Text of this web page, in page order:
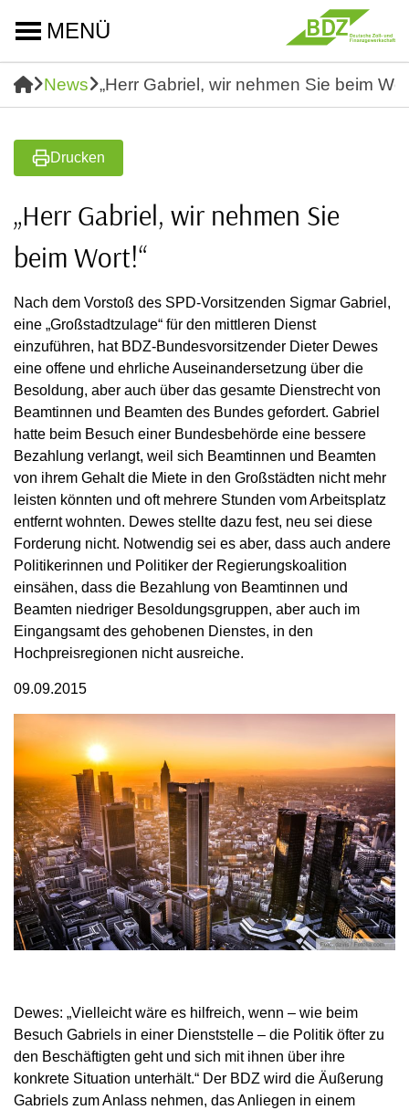
MENÜ
News „Herr Gabriel, wir nehmen Sie beim
Drucken
„Herr Gabriel, wir nehmen Sie
beim Wort!“
Nach dem Vorstoß des SPD-Vorsitzenden Sigmar Gabriel,
eine „Großstadtzulage“ für den mittleren Dienst
einzuführen, hat BDZ-Bundesvorsitzender Dieter Dewes
eine offene und ehrliche Auseinandersetzung über die
Besoldung, aber auch über das gesamte Dienstrecht von
Beamtinnen und Beamten des Bundes gefordert. Gabriel
hatte beim Besuch einer Bundesbehörde eine bessere
Bezahlung verlangt, weil sich Beamtinnen und Beamten
von ihrem Gehalt die Miete in den Großstädten nicht mehr
leisten könnten und oft mehrere Stunden vom Arbeitsplatz
entfernt wohnten. Dewes stellte dazu fest, neu sei diese
Forderung nicht. Notwendig sei es aber, dass auch andere
Politikerinnen und Politiker der Regierungskoalition
einsähen, dass die Bezahlung von Beamtinnen und
Beamten niedriger Besoldungsgruppen, aber auch im
Eingangsamt des gehobenen Dienstes, in den
Hochpreisregionen nicht ausreiche.
09.09.2015
Dewes: „Vielleicht wäre es hilfreich, wenn – wie beim
Besuch Gabriels in einer Dienststelle – die Politik öfter zu
den Beschäftigten geht und sich mit ihnen über ihre
konkrete Situation unterhält.“ Der BDZ wird die Äußerung
Gabriels zum Anlass nehmen, das Anliegen in einem